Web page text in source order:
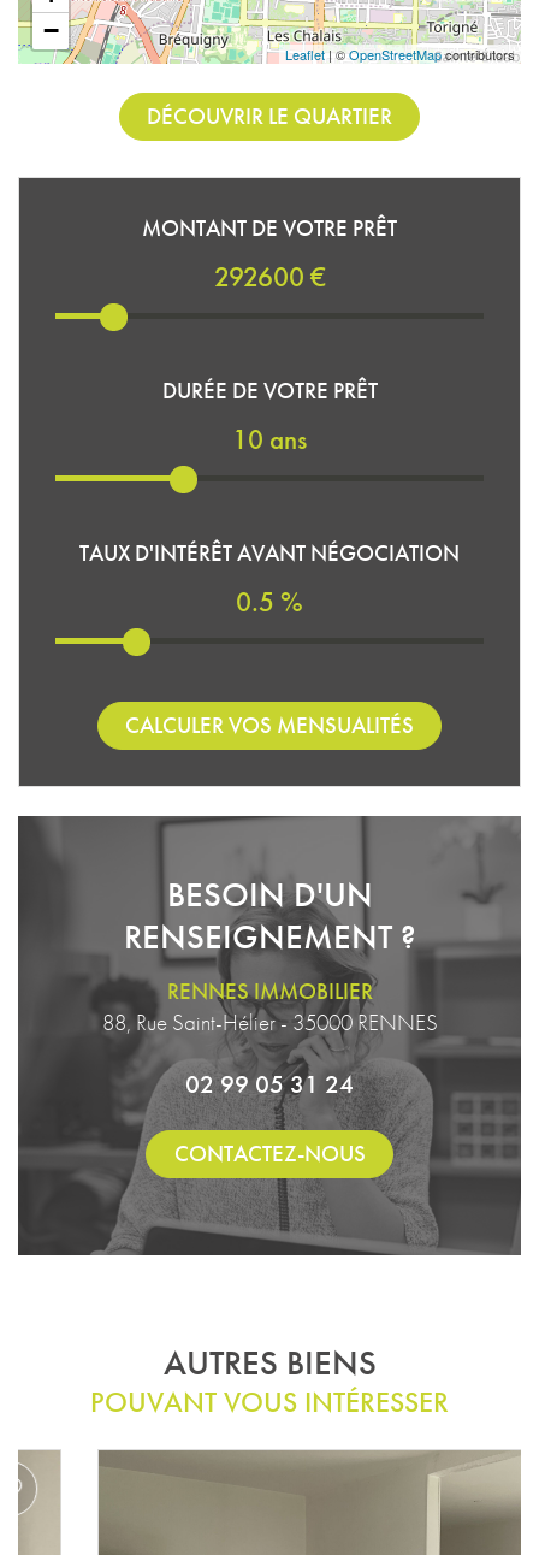
−
Leaflet| ©OpenStreetMapcontributors
DÉCOUVRIR LE QUARTIER
MONTANT DE VOTRE PRÊT
292600 €
DURÉE DE VOTRE PRÊT
10 ans
TAUX D'INTÉRÊT AVANT NÉGOCIATION
0.5 %
CALCULER VOS MENSUALITÉS
BESOIN D'UN
RENSEIGNEMENT ?
RENNES IMMOBILIER
88, Rue Saint-Hélier - 35000 RENNES
02 99 05 31 24
CONTACTEZ-NOUS
AUTRES BIENS
POUVANT VOUS INTÉRESSER